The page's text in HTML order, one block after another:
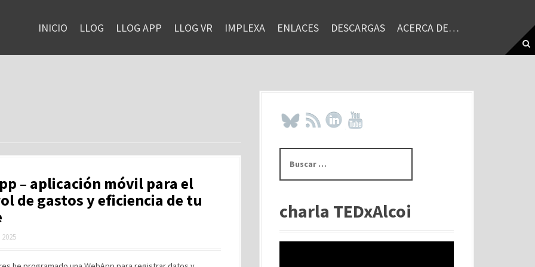
INICIO LLOG LLOG APP LLOG VR IMPLEXA ENLACES DESCARGAS ACERCA DE…
– aplicación móvil para el
de gastos y eficiencia de tu
s
rcharla TEDxAlcoi